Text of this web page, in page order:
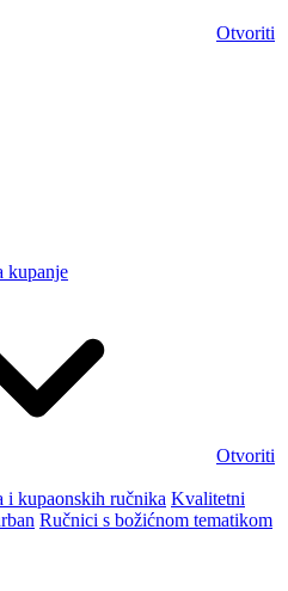
Otvoriti
kupanje
Otvoriti
i kupaonskih ručnika Kvalitetni
Ručnici s božićnom tematikom